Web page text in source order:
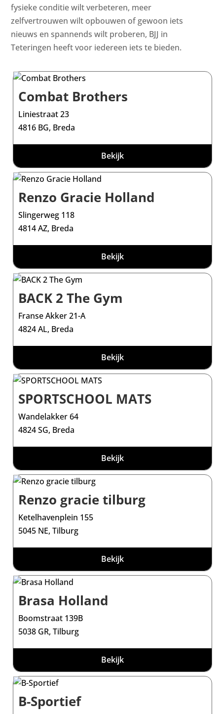
fysieke conditie wilt verbeteren, meer
zelfvertrouwen wilt opbouwen of gewoon iets
nieuws en spannends wilt proberen, BJJ in
Teteringen heeft voor iedereen iets te bieden.
Combat Brothers
Liniestraat 23
4816 BG, Breda
Bekijk
Renzo Gracie Holland
Slingerweg 118
4814 AZ, Breda
Bekijk
BACK 2 The Gym
Franse Akker 21-A
4824 AL, Breda
Bekijk
SPORTSCHOOL MATS
Wandelakker 64
4824 SG, Breda
Bekijk
Renzo gracie tilburg
Ketelhavenplein 155
5045 NE, Tilburg
Bekijk
Brasa Holland
Boomstraat 139B
5038 GR, Tilburg
Bekijk
B-Sportief